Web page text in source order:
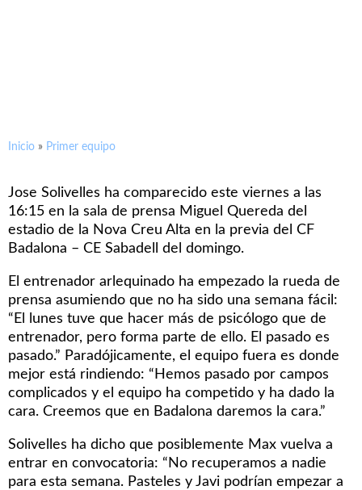
Inicio » Primer equipo
Jose Solivelles ha comparecido este viernes a las
16:15 en la sala de prensa Miguel Quereda del
estadio de la Nova Creu Alta en la previa del CF
Badalona – CE Sabadell del domingo.
El entrenador arlequinado ha empezado la rueda de
prensa asumiendo que no ha sido una semana fácil:
“El lunes tuve que hacer más de psicólogo que de
entrenador, pero forma parte de ello. El pasado es
pasado.” Paradójicamente, el equipo fuera es donde
mejor está rindiendo: “Hemos pasado por campos
complicados y el equipo ha competido y ha dado la
cara. Creemos que en Badalona daremos la cara.”
Solivelles ha dicho que posiblemente Max vuelva a
entrar en convocatoria: “No recuperamos a nadie
para esta semana. Pasteles y Javi podrían empezar a